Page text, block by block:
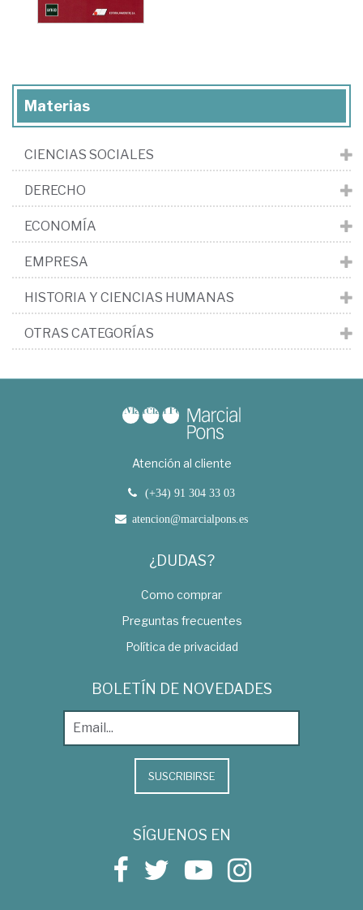
Materias
CIENCIAS SOCIALES
DERECHO
ECONOMÍA
EMPRESA
HISTORIA Y CIENCIAS HUMANAS
OTRAS CATEGORÍAS
Atención al cliente
(+34) 91 304 33 03
atencion@marcialpons.es
¿DUDAS?
Como comprar
Preguntas frecuentes
Política de privacidad
BOLETÍN DE NOVEDADES
SUSCRIBIRSE
SÍGUENOS EN